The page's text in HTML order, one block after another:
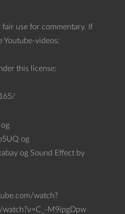
use for commentary. If
Youtube-videos:
this license:
og
og Sound Effect by
watch?
M9ipgDpw